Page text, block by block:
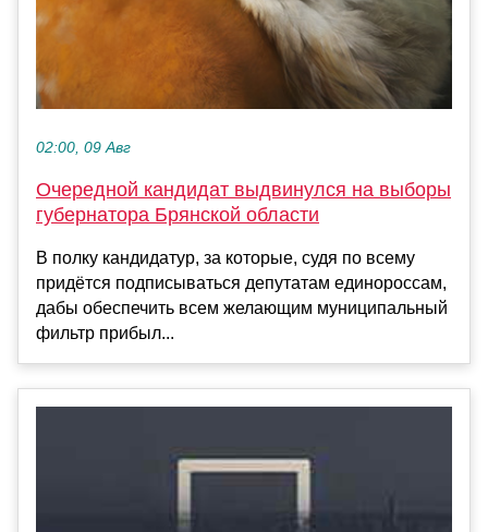
02:00, 09 Авг
Очередной кандидат выдвинулся на выборы
губернатора Брянской области
В полку кандидатур, за которые, судя по всему
придётся подписываться депутатам единороссам,
дабы обеспечить всем желающим муниципальный
фильтр прибыл...